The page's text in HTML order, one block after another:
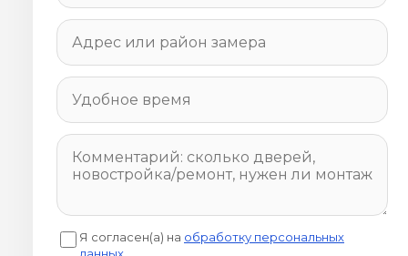
Я согласен(а) на обработку персональных